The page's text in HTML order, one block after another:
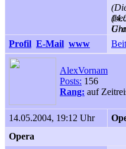
Profil E-Mail www
AlexVornam
Posts: 156
Rang: auf
14.05.2004, 19:12 Uhr
Opera